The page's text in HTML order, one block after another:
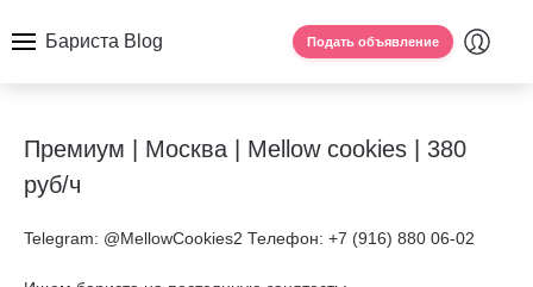
Бариста Blog Подать объявление
Премиум | Москва | Mellow cookies | 380
руб/ч
Telegram: @MellowCookies2 Телефон: +7 (916) 880 06-02